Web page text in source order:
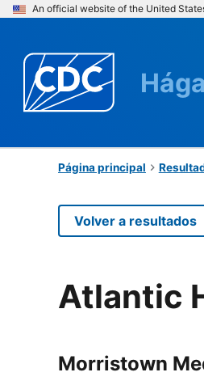
An official website of the United
Página principal
Volver a resultados
Atlantic
Morristown